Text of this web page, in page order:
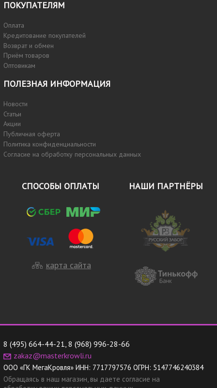
ПОКУПАТЕЛЯМ
Оплата
Кредитование покупателей
Возврат и обмен
Приём товаров
Оптовикам
ПОЛЕЗНАЯ ИНФОРМАЦИЯ
Новости
Статьи
Акции
Публичная оферта
Политика конфиденциальности
Согласие на обработку персональных данных
СПОСОБЫ ОПЛАТЫ
карта сайта
НАШИ ПАРТНЁРЫ
8 (495) 664-44-21 8 (968) 996-28-66
zakaz@masterkrowli.ru
ООО «ГК МегаКровля» ИНН: 7717797576 ОГРН: 5147746240384
Обращаясь в наш магазин, вы даете согласие на